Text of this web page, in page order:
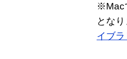
※Mac
とな
イブラ